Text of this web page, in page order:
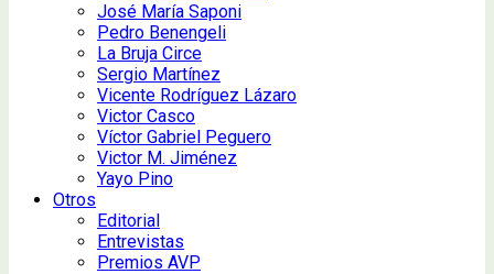
José María Saponi
Pedro Benengeli
La Bruja Circe
Sergio Martínez
Vicente Rodríguez Lázaro
Victor Casco
Víctor Gabriel Peguero
Victor M. Jiménez
Yayo Pino
Otros
Editorial
Entrevistas
Premios AVP